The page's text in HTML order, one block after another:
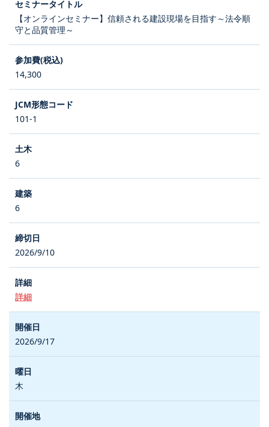
【オンラインセミナー】信頼される建設現場を目指す～法令順
守と品質管理～
14,300
101-1
6
6
2026/9/10
詳細
2026/9/17
木